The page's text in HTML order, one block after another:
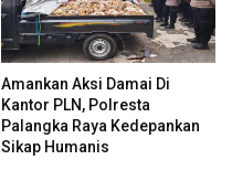
Amankan Aksi Damai Di
Kantor PLN, Polresta
Palangka Raya Kedepankan
Sikap Humanis